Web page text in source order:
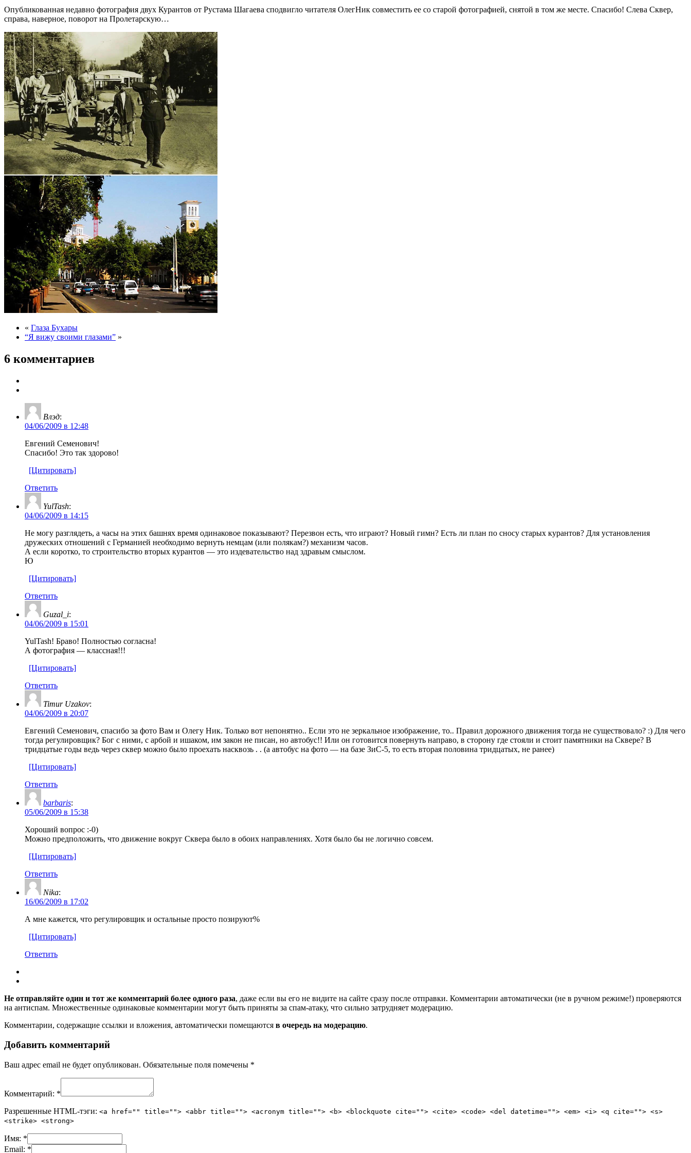
Опубликованная недавно фотография двух Курантов от Рустама Шагаева сподвигло читателя ОлегНик совместить ее со старой фотографией, снятой в том же месте. Спасибо! Слева Сквер,
справа, наверное, поворот на Пролетарскую…
« Глаза Бухары
“Я вижу своими глазами” »
6 комментариев
Влэд:
04/06/2009 в 12:48
Евгений Семенович!
Спасибо! Это так здорово!
[Цитировать]
Ответить
YulTash:
04/06/2009 в 14:15
Не могу разглядеть, а часы на этих башнях время одинаковое показывают? Перезвон есть, что играют? Новый гимн? Есть ли план по сносу старых курантов? Для установления
дружеских отношений с Германией необходимо вернуть немцам (или полякам?) механизм часов.
А если коротко, то строительство вторых курантов — это издевательство над здравым смыслом.
Ю
[Цитировать]
Ответить
Guzal_i:
04/06/2009 в 15:01
YulTash! Браво! Полностью согласна!
А фотография — классная!!!
[Цитировать]
Ответить
Timur Uzakov:
04/06/2009 в 20:07
Евгений Семенович, спасибо за фото Вам и Олегу Ник. Только вот непонятно.. Если это не зеркальное изображение, то.. Правил дорожного движения тогда не существовало? :) Для чего
тогда регулировщик? Бог с ними, с арбой и ишаком, им закон не писан, но автобус!! Или он готовится повернуть направо, в сторону где стояли и стоит памятники на Сквере? В
тридцатые годы ведь через сквер можно было проехать насквозь . . (а автобус на фото — на базе ЗиС-5, то есть вторая половина тридцатых, не ранее)
[Цитировать]
Ответить
barbaris:
05/06/2009 в 15:38
Хороший вопрос :-0)
Можно предположить, что движение вокруг Сквера было в обоих направлениях. Хотя было бы не логично совсем.
[Цитировать]
Ответить
Nika:
16/06/2009 в 17:02
А мне кажется, что регулировщик и остальные просто позируют%
[Цитировать]
Ответить
Не отправляйте один и тот же комментарий более одного раза, даже если вы его не видите на сайте сразу после отправки. Комментарии автоматически (не в ручном режиме!) проверяются
на антиспам. Множественные одинаковые комментарии могут быть приняты за спам-атаку, что сильно затрудняет модерацию.
Комментарии, содержащие ссылки и вложения, автоматически помещаются в очередь на модерацию.
Добавить комментарий
Ваш адрес email не будет опубликован. Обязательные поля помечены *
Комментарий: *
Разрешенные HTML-тэги: <a href="" title=""> <abbr title=""> <acronym title=""> <b> <blockquote cite=""> <cite> <code> <del datetime=""> <em> <i> <q cite=""> <s>
<strike> <strong>
Имя: *
Email: *